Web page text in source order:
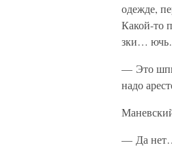
одежде,
Какой-то
зки…
— Это
надо
— Да нет…